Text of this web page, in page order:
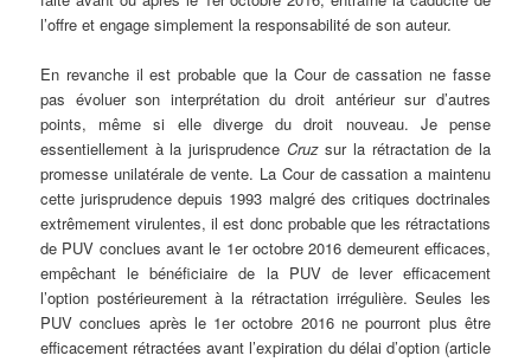
l’offre et engage simplement la responsabilité de son auteur.
En revanche il est probable que la Cour de cassation ne fasse
pas évoluer son interprétation du droit antérieur sur d’autres
points, même si elle diverge du droit nouveau. Je pense
essentiellement à la jurisprudence Cruzsur la rétractation de la
promesse unilatérale de vente. La Cour de cassation a maintenu
cette jurisprudence depuis 1993 malgré des critiques doctrinales
extrêmement virulentes, il est donc probable que les rétractations
de PUV conclues avant le 1er octobre 2016 demeurent efficaces,
empêchant le bénéficiaire de la PUV de lever efficacement
l’option postérieurement à la rétractation irrégulière. Seules les
PUV conclues après le 1er octobre 2016 ne pourront plus être
efficacement rétractées avant l’expiration du délai d’option (article